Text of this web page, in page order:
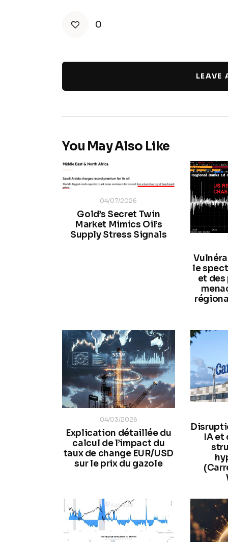
0
LEAVE
You May Also Like
04/07/2026
Gold’s Secret Twin
Market Mimics Oil’s
Supply Stress Signals
le
et
04/03/2026
Explication détaillée du
calcul de l’impact du
taux de change EUR/USD
sur le prix du gazole
IA et